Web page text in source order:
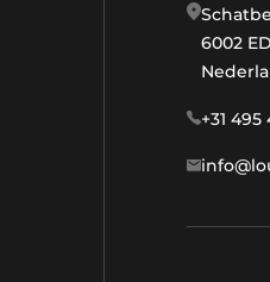
6002
+31